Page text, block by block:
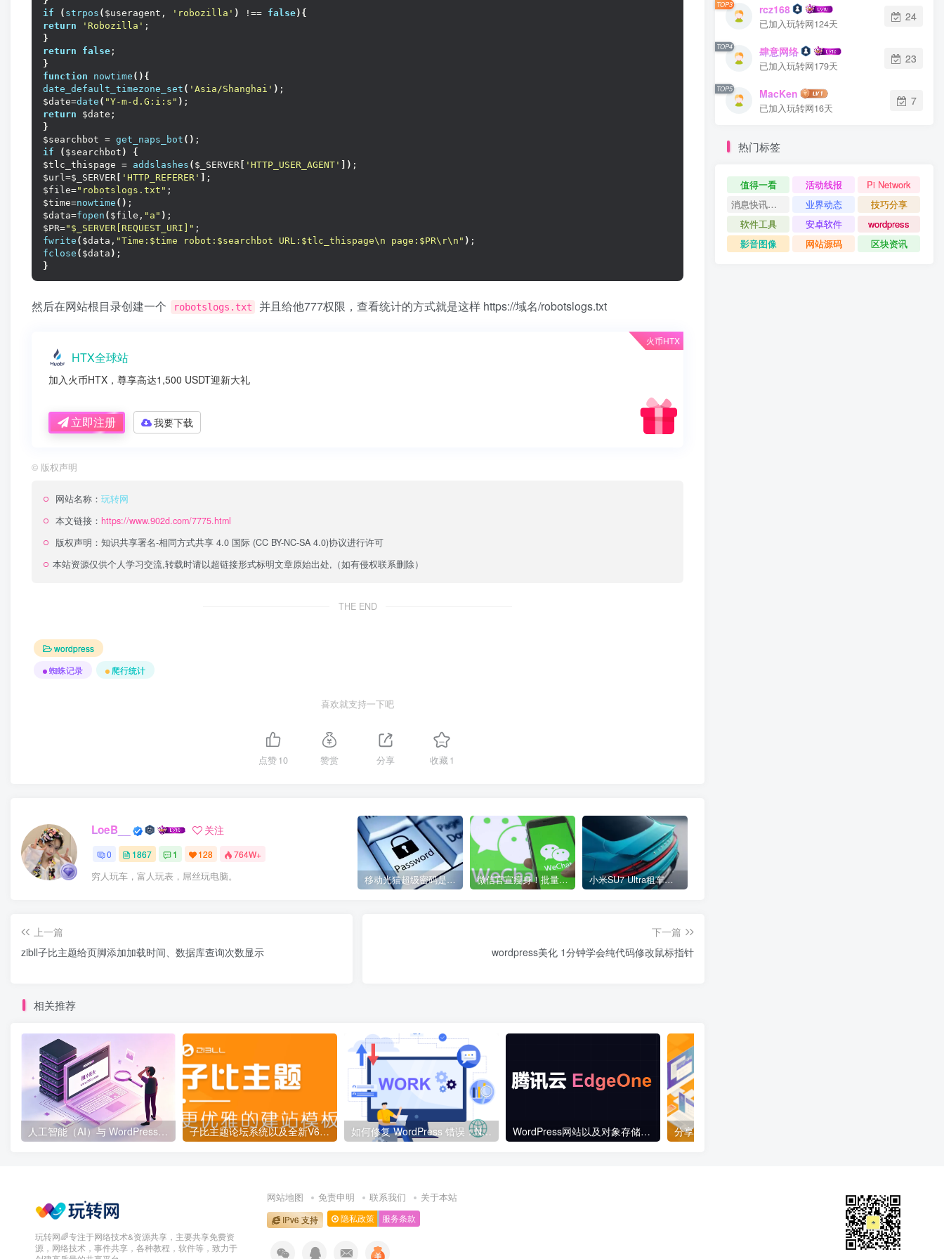
if
( strpos ( $useragent, 'robozilla' ) !== false){
return
'Robozilla' ;
}
return
false ;
}
function
nowtime (){
date_default_timezone_set ( 'Asia/Shanghai' ) ;
$date=date ( "Y-m-d.G:i:s" ) ;
return $date;
}
$searchbot = get_naps_bot () ;
if
( $searchbot )
{
$tlc_thispage = addslashes ( $_SERVER 'HTTP_USER_AGENT' ]) ;
$url=$_SERVER
'HTTP_REFERER'
;
$file="robotslogs.txt" ;
$time=nowtime () ;
$data=fopen ( $file, "a" ) ;
$PR="$_SERVER[REQUEST_URI]" ;
fwrite ( $data, "Time:$time robot:$searchbot URL:$tlc_thispage\n page:$PR\r\n" ) ;
fclose ( $data ) ;
}
然后在网站根目录创建一个 robotslogs.txt 并且给他777权限，查看统计的方式就是这样 https://域名/robotslogs.txt
火币HTX
HTX全球站
加入火币HTX，尊享高达1,500 USDT迎新大礼
立即注册 我要下载
© 版权声明
网站名称： 玩转网
本文链接： https://www.902d.com/7775.html
版权声明： 知识共享署名-相同方式共享 4.0 国际 (CC BY-NC-SA 4.0)协议进行许可
本站资源仅供个人学习交流,转载时请以超链接形式标明文章原始出处,（如有侵权联系删除）
THE END
wordpress
蜘蛛记录
爬行统计
喜欢就支持一下吧
点赞10 赞赏 分享 收藏1
LoeB__ 关注
0 1867 1 128 764W+
穷人玩车，富人玩表，屌丝玩电脑。 移动光猫超级密码是多少？移动光猫超级管理员后台账号与密码 微信官宣瘦身！批量清理原图新功能来了 安卓、iOS均可使用 小米SU7 Ultra租车单日价格高达万元：一月内已约满 预计一年回本
上一篇
zibll子比主题给页脚添加加载时间、数据库查询次数显示
下一篇
wordpress美化 1分钟学会纯代码修改鼠标指针
相关推荐
人工智能（AI）与 WordPress：2025 年及以后的未来 子比主题论坛系统以及全新V6开发进度汇报[更新预告] 如何修复 WordPress 错误：Non-existent changeset UUID WordPress网站以及对象存储接入腾讯云EdgeOne免费版教程
TOP3 rcz168
已加入玩转网124天
24
TOP4 肆意网络
已加入玩转网179天
23
TOP5 MacKen
已加入玩转网16天
7
热门标签
值得一看 活动线报
Pi Network
消息快讯查看更多 》》
业界动态
技巧分享
软件工具
安卓软件
wordpress
影音图像
网站源码 区块资讯
玩转网🌈专注于网络技术&资源共享，主要共享免费资
源，网络技术，事件共享，各种教程，软件等，致力于
网站地图 免责申明 联系我们 关于本站
IPv6 支持 隐私政策 服务条款